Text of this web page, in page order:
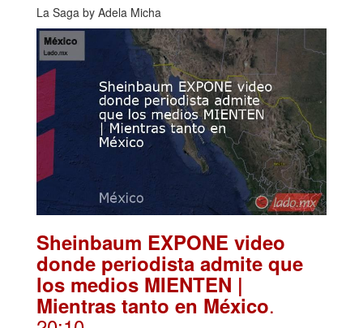
La Saga by Adela Micha
Sheinbaum EXPONE video
donde periodista admite que
los medios MIENTEN |
Mientras tanto en México.